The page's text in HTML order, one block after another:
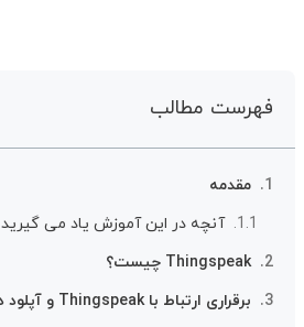
فهرست مطالب
مقدمه
آنچه در این آموزش یاد می گیرید
Thingspeak چیست؟
برقراری ارتباط با Thingspeak و آپلود داده